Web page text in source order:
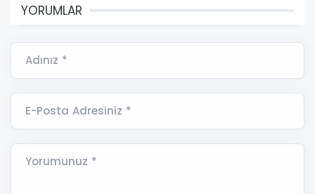
YORUMLAR
Adınız *
E-Posta Adresiniz *
Yorumunuz *